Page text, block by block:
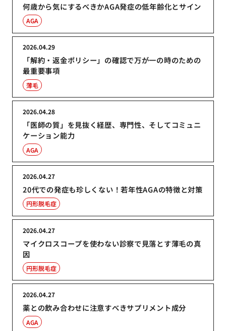
何歳から気にするべきかAGA発症の低年齢化とサイン
AGA
「解約・返金ポリシー」の確認で万が一の時のための
最重要事項
2026.04.29
薄毛
「医師の質」を見抜く経歴、専門性、そしてコミュニ
ケーション能力
2026.04.28
AGA
20代での発症も珍しくない！若年性AGAの特徴と対策
2026.04.27
円形脱毛症
マイクロスコープを使わない診察で見落とす薄毛の真
因
2026.04.27
円形脱毛症
薬との飲み合わせに注意すべきサプリメント成分
2026.04.27
AGA